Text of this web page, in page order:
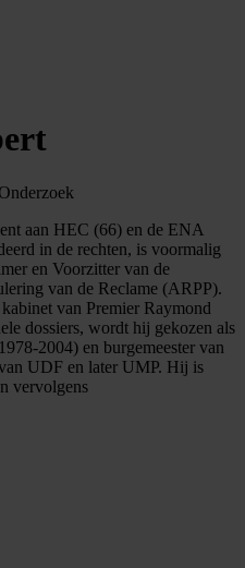
aan HEC (66) en de ENA
in de rechten, is voormalig
en Voorzitter van de
van de Reclame (ARPP).
van Premier Raymond
dossiers, wordt hij gekozen als
2004) en burgemeester van
UDF en later UMP. Hij is
vervolgens